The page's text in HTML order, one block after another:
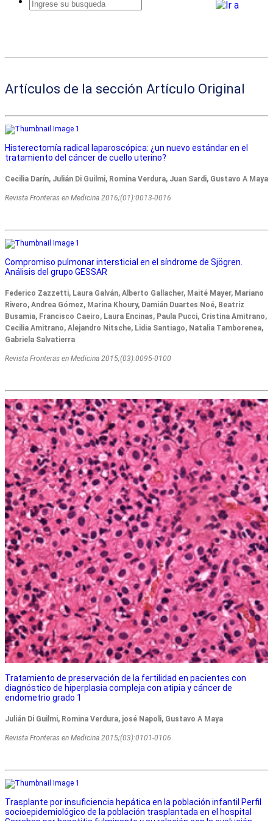
Artículos de la sección Artículo Original
Histerectomía radical laparoscópica: ¿un nuevo estándar en el
tratamiento del cáncer de cuello uterino?
Cecilia Darín, Julián Di Guilmi, Romina Verdura, Juan Sardi, Gustavo A Maya
Revista Fronteras en Medicina 2016;(01):0013-0016
Compromiso pulmonar intersticial en el síndrome de Sjögren.
Análisis del grupo GESSAR
Federico Zazzetti, Laura Galván, Alberto Gallacher, Maité Mayer, Mariano
Rivero, Andrea Gómez, Marina Khoury, Damián Duartes Noé, Beatriz
Busamia, Francisco Caeiro, Laura Encinas, Paula Pucci, Cristina Amitrano,
Cecilia Amitrano, Alejandro Nitsche, Lidia Santiago, Natalia Tamborenea,
Gabriela Salvatierra
Revista Fronteras en Medicina 2015;(03):0095-0100
Tratamiento de preservación de la fertilidad en pacientes con
diagnóstico de hiperplasia compleja con atipia y cáncer de
endometrio grado 1
Julián Di Guilmi, Romina Verdura, josé Napoli, Gustavo A Maya
Revista Fronteras en Medicina 2015;(03):0101-0106
Trasplante por insuficiencia hepática en la población infantil Perfil
socioepidemiológico de la población trasplantada en el hospital